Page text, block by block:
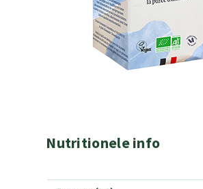
Nutritionele info